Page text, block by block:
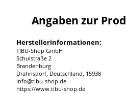
Angaben zur
Herstellerinformationen:
TIBU-Shop GmbH
Schulstraße 2
Brandenburg
Drahnsdorf, Deutschland, 15938
info@tibu-shop.de
https://www.tibu-shop.de